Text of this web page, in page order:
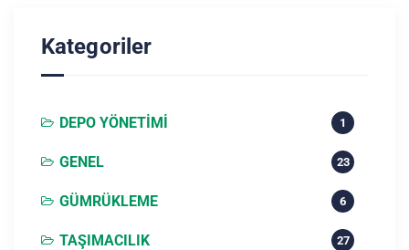
Kategoriler
DEPO YÖNETIMI 1
GENEL 23
GÜMRÜKLEME 6
TAŞIMACILIK 27